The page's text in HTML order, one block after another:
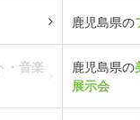
鹿児島県の
・音楽
鹿児島県の
展示会